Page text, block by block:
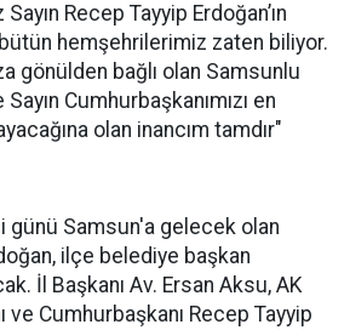
Recep Tayyip Erdoğan’ın
hemşehrilerimiz zaten biliyor.
gönülden bağlı olan Samsunlu
Cumhurbaşkanımızı en
olan inancım tamdır"
günü Samsun'a gelecek olan
ilçe belediye başkan
İl Başkanı Av. Ersan Aksu, AK
ve Cumhurbaşkanı Recep Tayyip